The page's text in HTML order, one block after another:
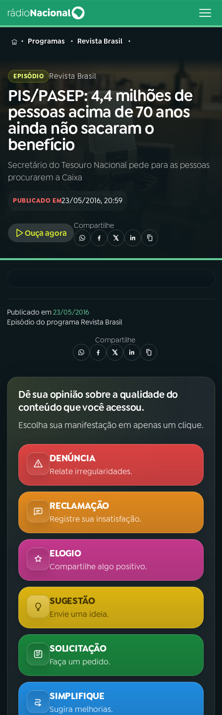
MENU
Buscar
na
Rádio
Nacional
Buscar
01INÍCIO
PROGRAMAÇÃO
05PODCASTS
VIDEOCASTS
07ÚLTIMAS
08FESTIVAL DE MÚSICA
YouTube
Instagram X
TikTok
Programas Revista Brasil
EPISÓDIO Revista Brasil
PIS/PASEP: 4,4 milhões de
pessoas acima de 70 anos
ainda não sacaram o
benefício
Secretário do Tesouro Nacional pede para as pessoas
procurarem a Caixa
PUBLICADO EM23/05/2016, 20:59
Ouça agora
Compartilhe
Publicado em23/05/2016
Episódio do programa Revista Brasil
Compartilhe
Dê sua opinião sobre a qualidade do
conteúdo que você acessou.
Escolha sua manifestação em apenas um clique.
DENÚNCIA
Relate irregularidades.
RECLAMAÇÃO
Registre sua insatisfação.
ELOGIO
Compartilhe algo positivo.
SUGESTÃO
Envie uma ideia.
SOLICITAÇÃO
Faça um pedido.
SIMPLIFIQUE
Sugira melhorias.